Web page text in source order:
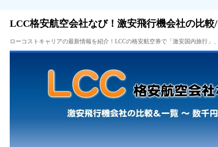
LCC格安航空会社なび！激安飛行機会社の比較
ローコストキャリアの最新情報を紹介！LCCの格安航空券で「激安国内旅行